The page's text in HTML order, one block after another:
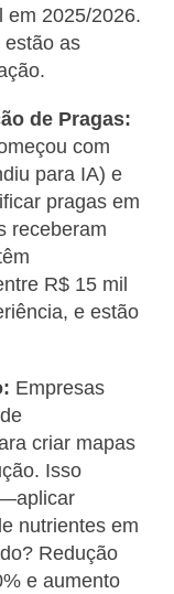
em 2025/2026.
estão as
de Pragas:
com
para IA) e
pragas em
receberam
R$ 15 mil
e estão
Empresas
criar mapas
Isso
nutrientes em
Redução
e aumento